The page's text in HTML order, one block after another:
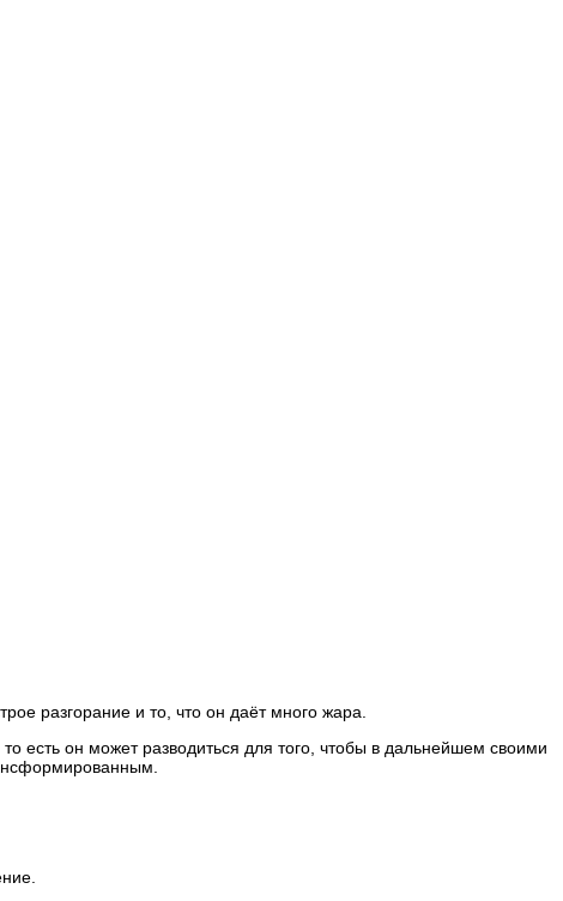
разгорание и то, что он даёт много жара.
есть он может разводиться для того, чтобы в дальнейшем своими